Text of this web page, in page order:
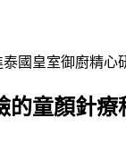
國皇室御廚精
的童顏針